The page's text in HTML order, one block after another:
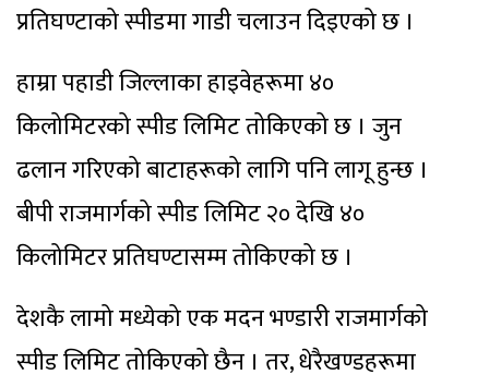
प्रतिघण्टाको स्पीडमा गाडी चलाउन दिइएको छ ।
हाम्रा पहाडी जिल्लाका हाइवेहरूमा ४०
किलोमिटरको स्पीड लिमिट तोकिएको छ । जुन
ढलान गरिएको बाटाहरूको लागि पनि लागू हुन्छ ।
बीपी राजमार्गको स्पीड लिमिट २० देखि ४०
किलोमिटर प्रतिघण्टासम्म तोकिएको छ ।
देशकै लामो मध्येको एक मदन भण्डारी राजमार्गको
स्पीड लिमिट तोकिएको छैन । तर, धेरैखण्डहरूमा